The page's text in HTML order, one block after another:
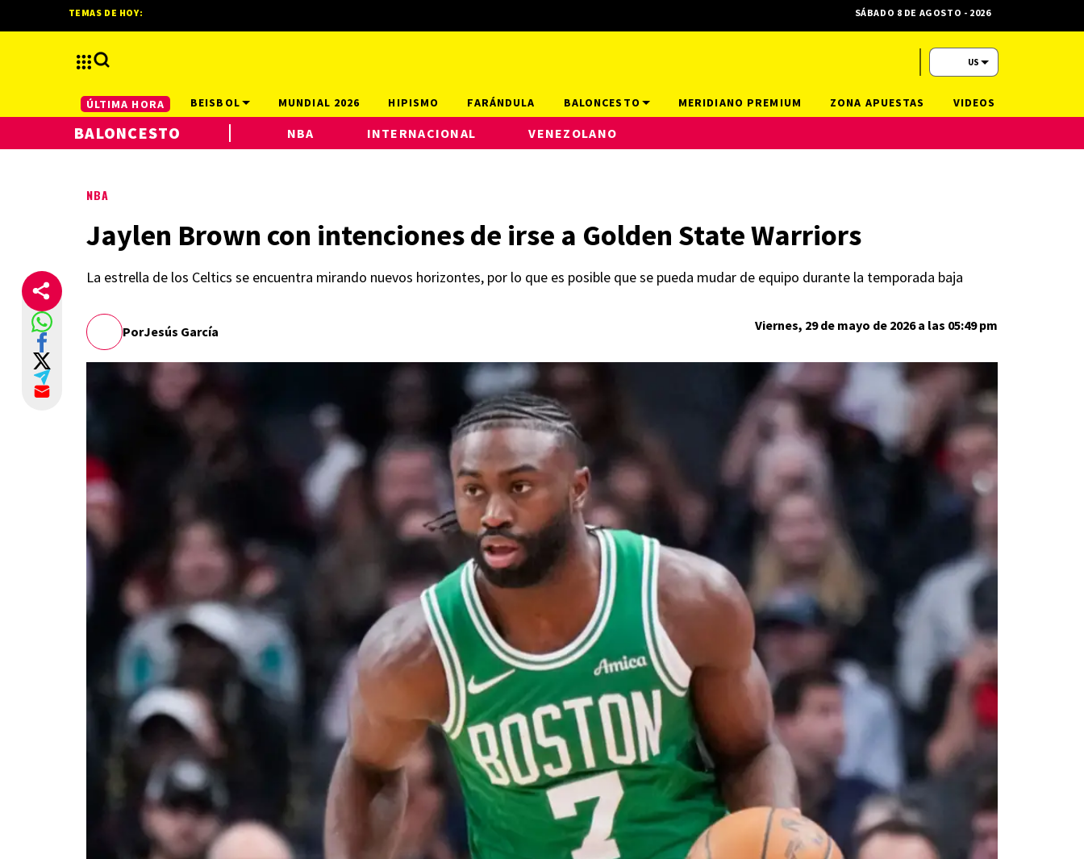
NBA
Jaylen Brown con intenciones de irse a Golden State Warriors
La estrella de los Celtics se encuentra mirando nuevos horizontes, por lo que es posible que se pueda mudar de equipo durante la temporada baja
PorJesús García Viernes, 29 de mayo de 2026 a las 05:49 pm
TEMAS DE HOY: SÁBADO 8 DE AGOSTO - 2026
US
ÚLTIMA HORA BEISBOL MUNDIAL 2026 HIPISMO FARÁNDULA BALONCESTO
BALONCESTO NBA INTERNACIONAL VENEZOLANO
MERIDIANO PREMIUM ZONA APUESTAS VIDEOS